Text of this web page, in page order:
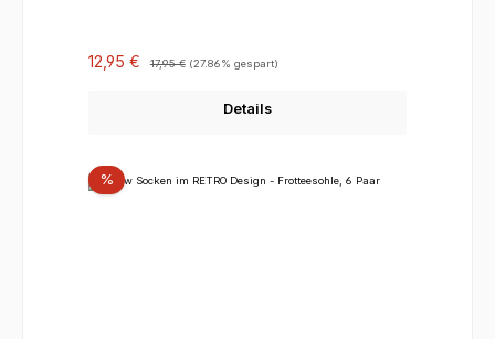
Verkaufspreis:
12,95 € Regulärer Preis:
17,95 € (27.86% gespart)
Details
%Rabatt